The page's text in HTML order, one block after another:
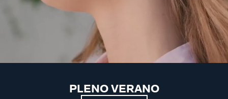
PLENO VERANO